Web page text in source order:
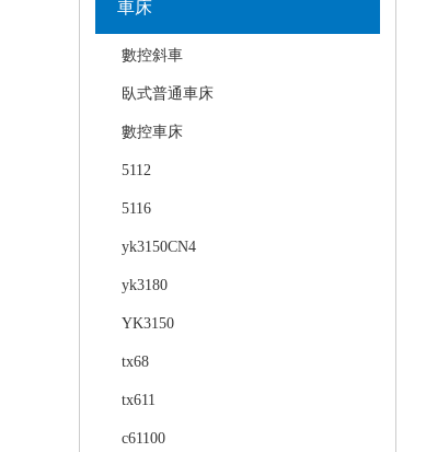
車床
數控斜車
臥式普通車床
數控車床
5112
5116
yk3150CN4
yk3180
YK3150
tx68
tx611
c61100